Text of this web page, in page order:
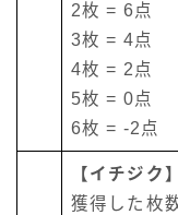
2枚 = 6点
3枚 = 4点
4枚 = 2点
5枚 = 0点
6枚 = -2点
【イチジク】
獲得した枚